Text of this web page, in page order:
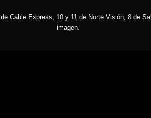
Cable Express, 10 y 11 de Norte Visión, 8 de
imagen.